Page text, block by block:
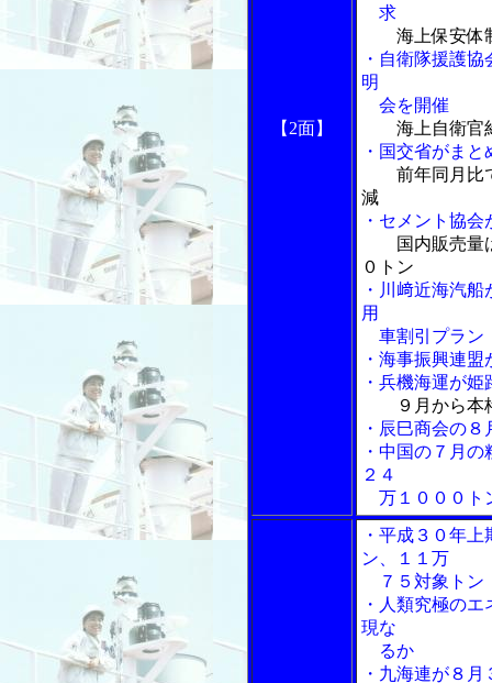
【2面】
求
海上保安体
・自衛隊援護
明
会を開催
海上自衛官
・国交省がま
前年同月比
減
・セメント協
国内販売量
０トン
・川﨑近海汽
用
車割引プラン
・海事振興連
・兵機海運が
９月から本
・辰巳商会の
・中国の７月
２４
万１０００ト
・平成３０年
ン、１１万
７５対象トン
・人類究極の
現な
るか
・九海連が８